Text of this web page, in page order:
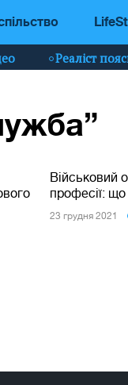
Реаліст
Військовий
професії: що
23 грудня 2021